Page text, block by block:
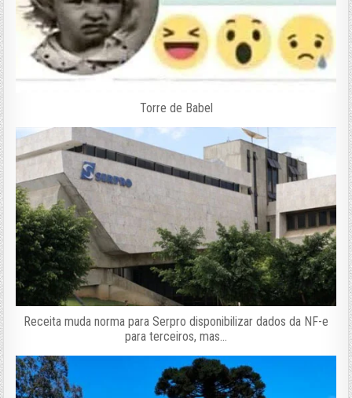
Torre de Babel
Receita muda norma para Serpro disponibilizar dados da NF-e
para terceiros, mas…